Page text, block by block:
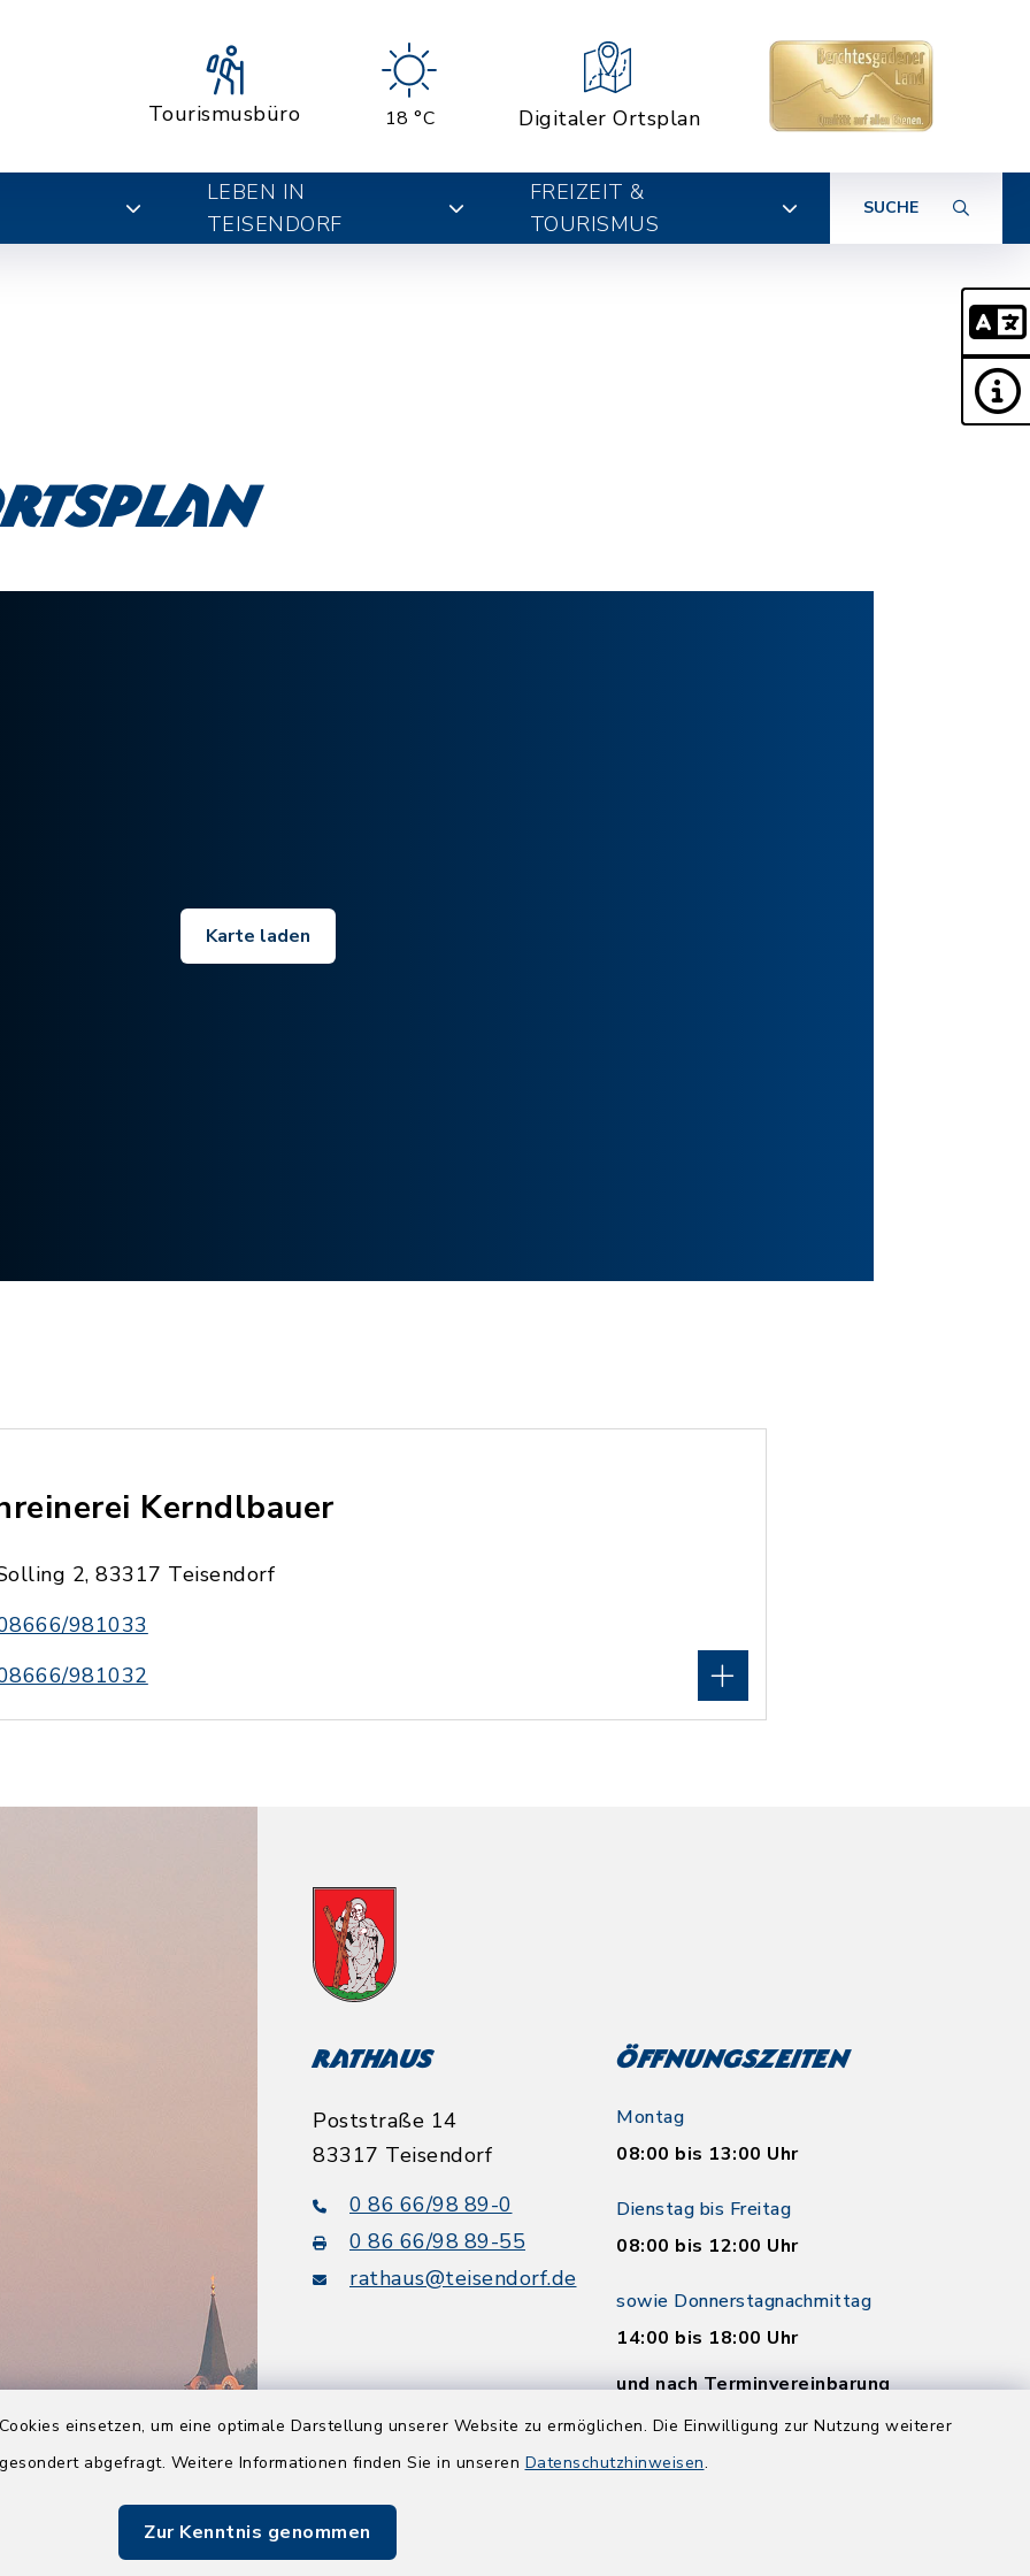
einsetzen, um eine optimale Darstellung unserer Website zu ermöglichen. Die Einwilligung zur Nutzung weiterer
abgefragt. Weitere Informationen finden Sie in unseren Datenschutzhinweisen.
Zur Kenntnis genommen
Tourismusbüro 18 °C Digitaler Ortsplan
LEBEN IN
TEISENDORF
FREIZEIT &
TOURISMUS
SUCHE
Karte laden
Kerndlbauer
2, 83317 Teisendorf
981033
981032
Rathaus
Poststraße 14
83317 Teisendorf
0 86 66/98 89-0
0 86 66/98 89-55
rathaus@teisendorf.de
Öffnungszeiten
Montag
08:00 bis 13:00 Uhr
Dienstag bis Freitag
08:00 bis 12:00 Uhr
sowie Donnerstagnachmittag
14:00 bis 18:00 Uhr
und nach Terminvereinbarung
Quicklinks
BayernPortal